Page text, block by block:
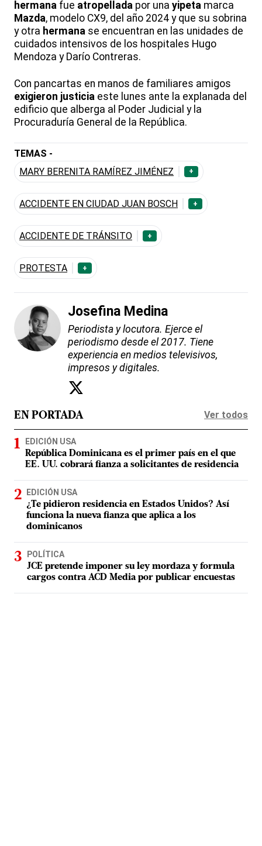
hermana fue atropellada por una yipeta marca
Mazda, modelo CX9, del año 2024 y que su sobrina
y otra hermana se encuentran en las unidades de
cuidados intensivos de los hospitales Hugo
Mendoza y Darío Contreras.
Con pancartas en manos de familiares amigos
exigieron justicia este lunes ante la explanada del
edificio que alberga al Poder Judicial y la
Procuraduría General de la República.
TEMAS -
MARY BERENITA RAMÍREZ JIMÉNEZ
+
ACCIDENTE EN CIUDAD JUAN BOSCH +
ACCIDENTE DE TRÁNSITO +
PROTESTA +
Josefina Medina
Periodista y locutora. Ejerce el
periodismo desde el 2017. Tiene
experiencia en medios televisivos,
impresos y digitales.
EN PORTADA Ver todos
EDICIÓN USA
República Dominicana es el primer país en el que
EE. UU. cobrará fianza a solicitantes de residencia
EDICIÓN USA
¿Te pidieron residencia en Estados Unidos? Así
funciona la nueva fianza que aplica a los
dominicanos
POLÍTICA
JCE pretende imponer su ley mordaza y formula
cargos contra ACD Media por publicar encuestas